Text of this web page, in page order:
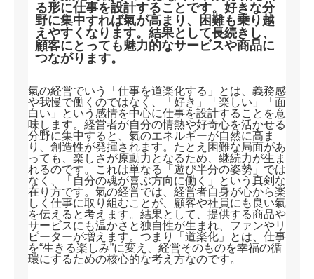
る形に仕事を設計することです。好きな分
野に集中すれば氣が高まり、困難も乗り越
えやすくなります。結果として長続きし、
顧客にとっても魅力的なサービスや商品に
つながります。
氣の経営でいう「仕事を道楽化する」とは、義務感
や我慢で働くのではなく、「好き」「楽しい」「面
白い」という感情を中心に仕事を設計することを意
味します。経営者が自分の情熱や好奇心を活かせる
分野に集中すると、氣のエネルギーが自然に高ま
り、創造性が発揮されます。たとえ困難な局面があ
っても、楽しさが原動力となるため、継続力が生ま
れるのです。これは単なる「遊び半分の姿勢」では
なく、「自分の魂が喜ぶ方向に働く」という真剣な
在り方です。氣の経営では、経営者自身が心から楽
しく仕事に取り組むことが、顧客や社員にも良い氣
を伝えると考えます。結果として、提供する商品や
サービスにも温かさと独自性が生まれ、ファンやリ
ピーターが増えます。つまり「道楽化」とは、仕事
を“生きる楽しみ”に変え、経営そのものを幸福の循
環にするための核心的な考え方なのです。